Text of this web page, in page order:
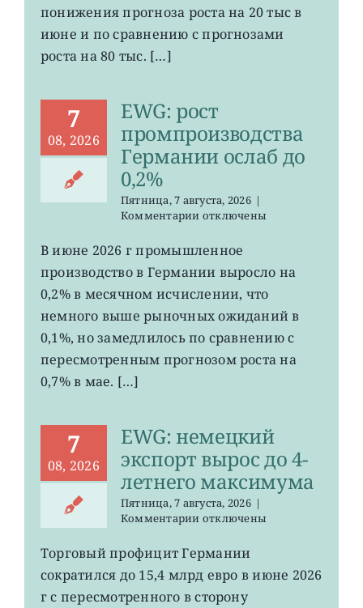
США
неожиданно
понижения прогноза роста на 20 тыс в
июне и по сравнению с прогнозами
роста на 80 тыс. […]
7
08, 2026
EWG: рост
промпроизводства
Германии ослаб до
0,2%
Пятница, 7 августа, 2026 |
Комментариик
EWG:
рост
промпроизводства
Германии
до
0,2%
отключены
В июне 2026 г промышленное
производство в Германии выросло на
0,2% в месячном исчислении, что
немного выше рыночных ожиданий в
0,1%, но замедлилось по сравнению с
пересмотренным прогнозом роста на
0,7% в мае. […]
7
08, 2026
EWG: немецкий
экспорт вырос до 4-
летнего максимума
Пятница, 7 августа, 2026 |
Комментариик
EWG:
немецкий
экспорт
вырос
отключены
Торговый профицит Германии
сократился до 15,4 млрд евро в июне 2026
г с пересмотренного в сторону